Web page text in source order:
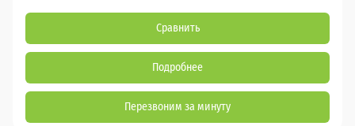
Сравнить
Подробнее
Перезвоним за минуту